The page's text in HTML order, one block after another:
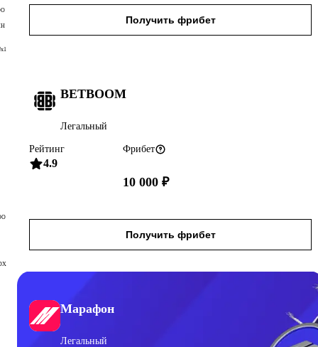
Получить фрибет
BETBOOM
Легальный
Рейтинг
4.9
Фрибет
10 000 ₽
Получить фрибет
Марафон
Легальный